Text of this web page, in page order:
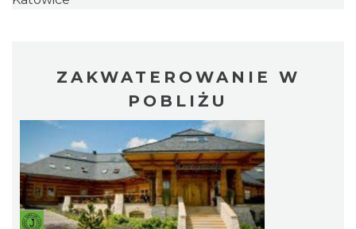
ZAKWATEROWANIE W
POBLIŻU